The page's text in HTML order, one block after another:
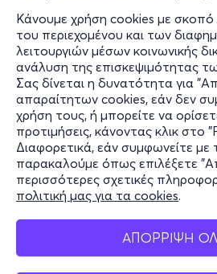
Κάνουμε χρήση cookies με σκοπό
του περιεχομένου και των
λειτουργιών μέσων κοινωνικής
ανάλυση της επισκεψιμότητας
Σας δίνεται η δυνατότητα για
απαραίτητων cookies, εάν δεν
χρήση τους, ή μπορείτε να
προτιμήσεις, κάνοντας κλικ στο
Διαφορετικά, εάν συμφωνείτε
παρακαλούμε όπως επιλέξετε
περισσότερες σχετικές
πολιτική μας για τα cookies.
ΑΠΟΡΡΙΨΗ
Πληροφορίες
Υποστήριξη
Stay Connected
Mobile app